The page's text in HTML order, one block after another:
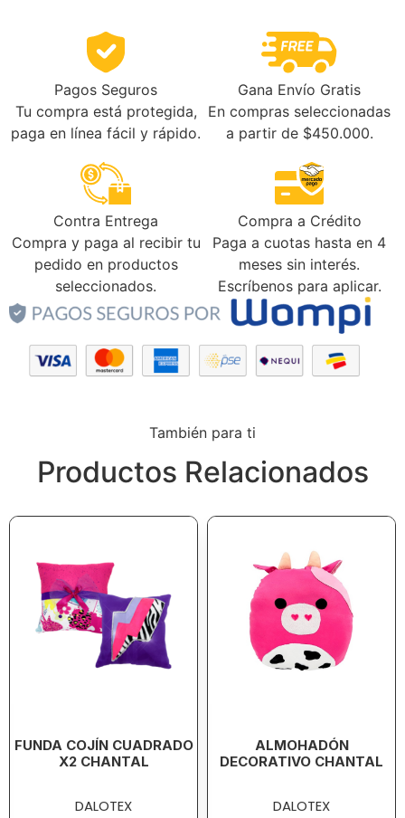
Pagos Seguros
Tu compra está protegida,
paga en línea fácil y rápido.
Gana Envío Gratis
En compras seleccionadas
a partir de $450.000.
Contra Entrega
Compra y paga al recibir tu
pedido en productos
seleccionados.
Compra a Crédito
Paga a cuotas hasta en 4
meses sin interés.
Escríbenos para aplicar.
También para ti
Productos Relacionados
FUNDA COJÍN CUADRADO
X2 CHANTAL
DALOTEX
ALMOHADÓN
DECORATIVO CHANTAL
DALOTEX